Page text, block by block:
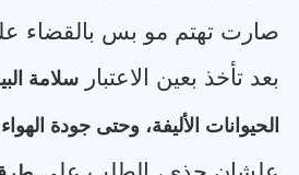
صارت تهتم مو بس بالقضاء
بعد تأخذ بعين الاعتبار سلامة
الحيوانات الأليفة، وحتى جودة